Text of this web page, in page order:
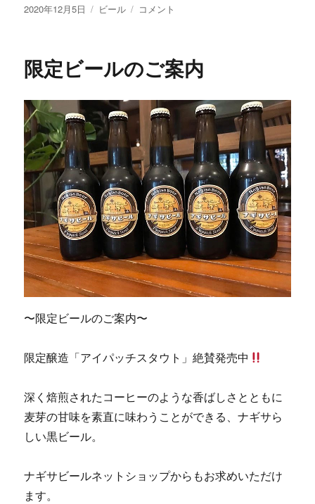
投
2020年12月5日
カ
ー
ビール
工
で
も
ッ
ピ
ー
ホ
リ
デ
イ
ズ
ラ
ベ
ル
♪
に
コメント
限定ビールのご案内
〜限定ビールのご案内〜
限定醸造「アイパッチスタウト」絶賛発売中
深く焙煎されたコーヒーのような香ばしさとともに
麦芽の甘味を素直に味わうことができる、ナギサら
しい黒ビール。
ナギサビールネットショップからもお求めいただけ
ます。